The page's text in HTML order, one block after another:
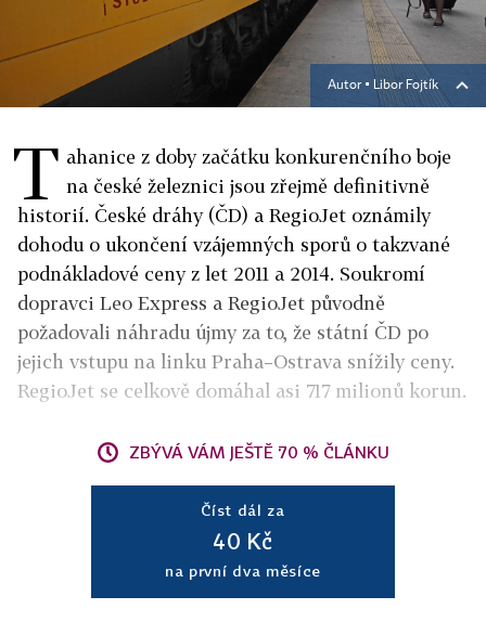
Autor ▪ Libor Fojtík
T ahanice z doby začátku konkurenčního boje
na české železnici jsou zřejmě definitivně
historií. České dráhy (ČD) a RegioJet oznámily
dohodu o ukončení vzájemných sporů o takzvané
podnákladové ceny z let 2011 a 2014. Soukromí
dopravci Leo Express a RegioJet původně
požadovali náhradu újmy za to, že státní ČD po
jejich vstupu na linku Praha–Ostrava snížily ceny.
RegioJet se celkově domáhal asi 717 milionů korun.
ZBÝVÁ VÁM JEŠTĚ 70 % ČLÁNKU
Číst dál za
40 Kč
na první dva měsíce